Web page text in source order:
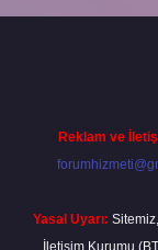
Reklam ve
Yasal Uyarı:
İletişim Kurumu